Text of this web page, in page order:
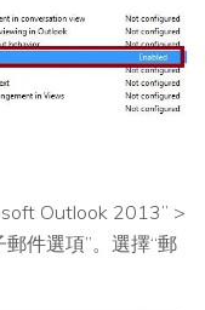
Outlook 2013” >
郵件選項”。選擇“郵